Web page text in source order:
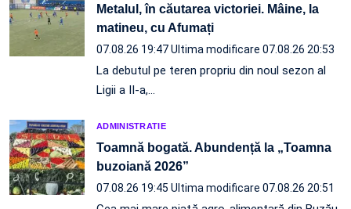
Metalul, în căutarea victoriei. Mâine, la
matineu, cu Afumați
07.08.26 19:47Ultima modificare 07.08.26 20:53
La debutul pe teren propriu din noul sezon al
Ligii a II-a,…
ADMINISTRATIE
Toamnă bogată. Abundență la „Toamna
buzoiană 2026”
07.08.26 19:45 Ultima modificare 07.08.26 20:51